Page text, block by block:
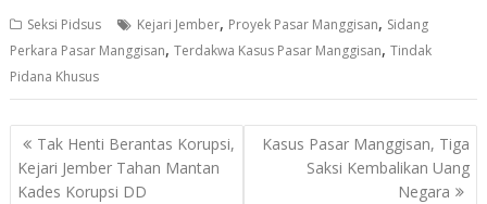
e
b
o
o
k
itt
er
at
s
A
p
p
e
a
m
Seksi Pidsus Kejari Jember, Proyek Pasar Manggisan, Sidang
Perkara Pasar Manggisan,Terdakwa Kasus Pasar Manggisan,Tindak
Pidana Khusus
Navigasi
pos
Tak Henti Berantas Korupsi,
Kejari Jember Tahan Mantan
Kades Korupsi DD
Kasus Pasar Manggisan, Tiga
Saksi Kembalikan Uang
Negara